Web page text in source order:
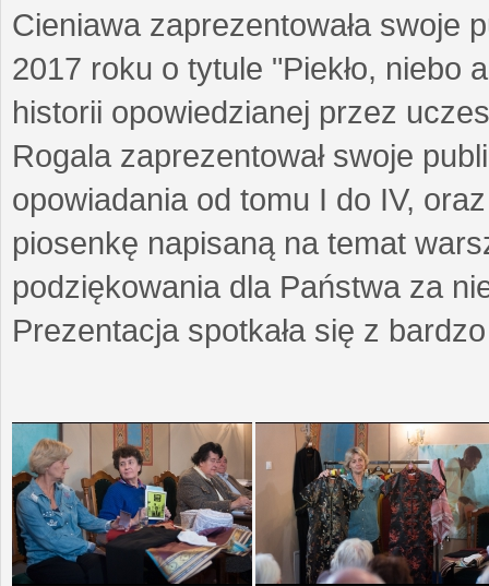
Cieniawa zaprezentowała swoje
2017 roku o tytule "Piekło, niebo
historii opowiedzianej przez
Rogala zaprezentował swoje
opowiadania od tomu I do IV,
piosenkę napisaną na temat
podziękowania dla Państwa za
Prezentacja spotkała się z